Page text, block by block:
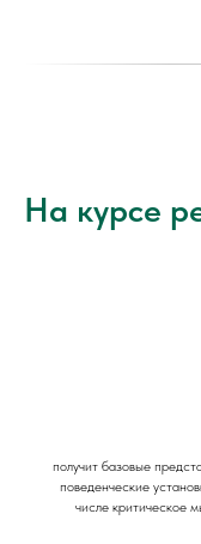
На курсе
получит базовые
поведенческие
числе критическое